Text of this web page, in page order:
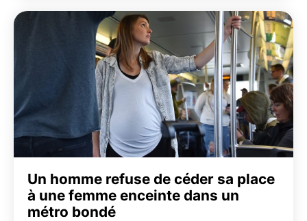
Un homme refuse de céder sa place
à une femme enceinte dans un
métro bondé